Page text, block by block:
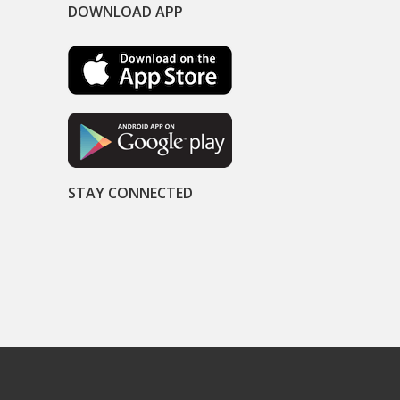
DOWNLOAD APP
STAY CONNECTED